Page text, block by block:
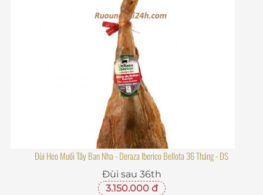
Đùi Heo Muối Tây Ban Nha - Deraza Iberico Bellota 36 Tháng - ĐS
Đùi sau 36th
3.150.000 đ